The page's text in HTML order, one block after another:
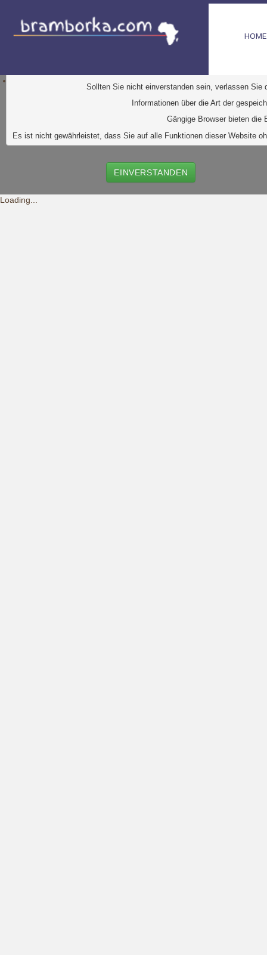
Diese Website verwendet Cookies. Dabei handelt es
Sollten Sie nicht einverstanden sein, verlassen
Informationen über die Art der
Gängige Browser bieten
Es ist nicht gewährleistet, dass Sie auf alle Funktionen dieser Website
EINVERSTANDEN
Loading...
HOME